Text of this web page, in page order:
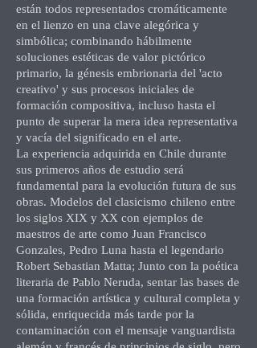
están todos representados cromáticamente
en el lienzo en una clave alegórica y
simbólica; combinando hábilmente
soluciones estéticas de valor pictórico
primario, la génesis embrionaria del 'acto
creativo' y sus procesos iniciales de
formación compositiva, incluso hasta el
punto de superar la mera idea representativa
y vacía del significado en el arte.
La experiencia adquirida en Chile durante
sus primeros años de estudio será
fundamental para la evolución futura de sus
obras. Modelos del clasicismo chileno entre
los siglos XIX y XX con ejemplos de
maestros de arte como Juan Francisco
Gonzales, Pedro Luna hasta el legendario
Robert Sebastian Matta; Junto con la poética
literaria de Pablo Neruda, sentar las bases de
una formación artística y cultural completa y
sólida, enriquecida más tarde por la
contaminación con el mensaje vanguardista